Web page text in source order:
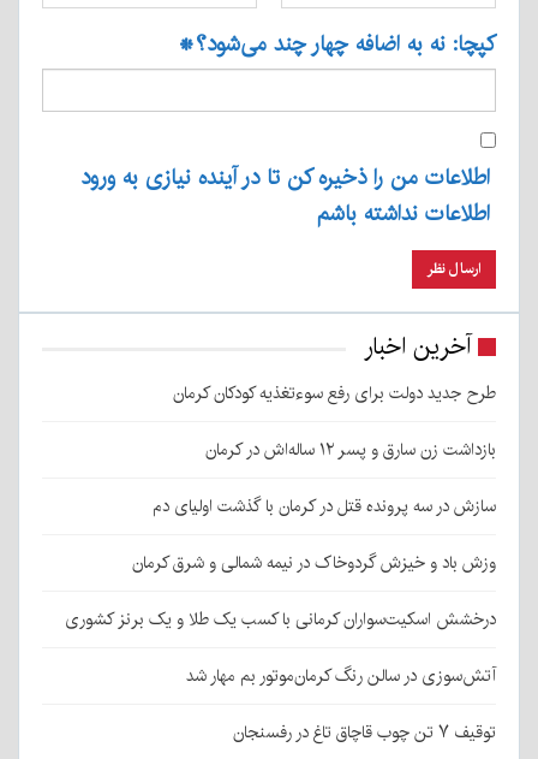
کپچا: نه به اضافه چهار چند می‌شود؟*
اطلاعات من را ذخیره کن تا در آینده نیازی به ورود
اطلاعات نداشته باشم
آخرین اخبار
طرح جدید دولت برای رفع سوءتغذیه کودکان کرمان
بازداشت زن سارق و پسر ۱۲ ساله‌اش در کرمان
سازش در سه پرونده قتل در کرمان با گذشت اولیای دم
وزش باد و خیزش گردوخاک در نیمه شمالی و شرق کرمان
درخشش اسکیت‌سواران کرمانی با کسب یک طلا و یک برنز کشوری
آتش‌سوزی در سالن رنگ کرمان‌موتور بم مهار شد
توقیف ۷ تن چوب قاچاق تاغ در رفسنجان